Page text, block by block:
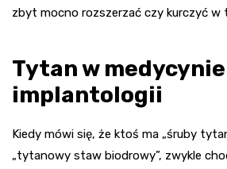
zbyt mocno rozszerzać czy kurczyć w
Tytan w
implantologii
Kiedy mówi się, że ktoś ma „śruby
„tytanowy staw biodrowy”, zwykle